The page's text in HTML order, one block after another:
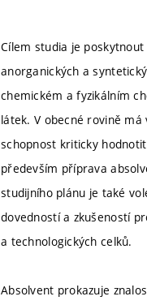
Cílem studia je
anorganických a
chemickém a fyzikálním
látek. V obecné rovině
schopnost kriticky
především příprava
studijního plánu je také
dovedností a zkušeností
a technologických celků.
Absolvent prokazuje